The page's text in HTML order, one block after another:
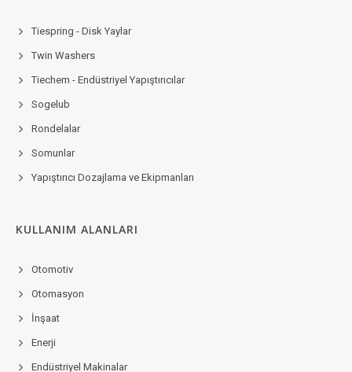
Tiespring - Disk Yaylar
Twin Washers
Tiechem - Endüstriyel Yapıştırıcılar
Sogelub
Rondelalar
Somunlar
Yapıştırıcı Dozajlama ve Ekipmanları
KULLANIM ALANLARI
Otomotiv
Otomasyon
İnşaat
Enerji
Endüstriyel Makinalar